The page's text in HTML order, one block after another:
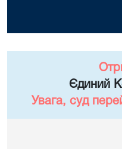
Єдиний
Увага, суд